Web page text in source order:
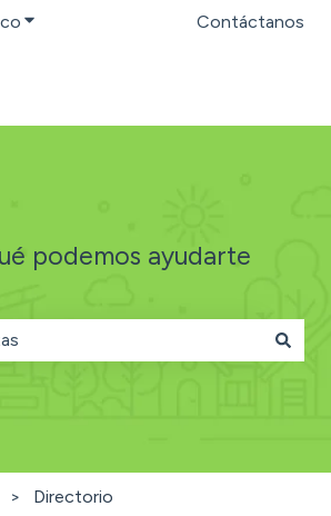
Traducciones de Mostrar submenú
Contáctanos
podemos ayudarte
Directorio